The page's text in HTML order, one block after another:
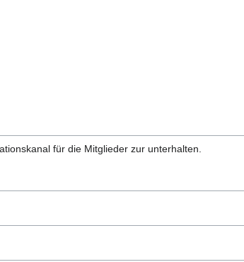
für die Mitglieder zur unterhalten.